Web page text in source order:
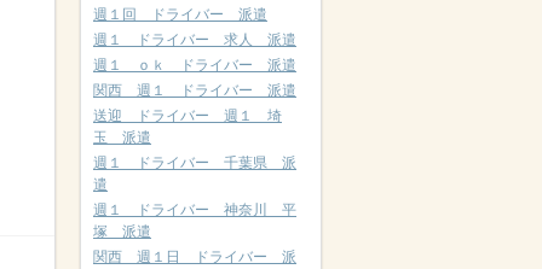
週１回 ドライバー 派遣
週１ ドライバー 求人 派遣
週１ ｏｋ ドライバー 派遣
関西 週１ ドライバー 派遣
送迎 ドライバー 週１ 埼
玉 派遣
週１ ドライバー 千葉県 派
遣
週１ ドライバー 神奈川 平
塚 派遣
関西 週１日 ドライバー 派